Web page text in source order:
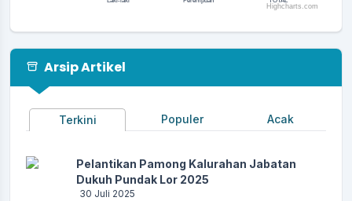
Highcharts.com
Arsip Artikel
Terkini Populer Acak
Pelantikan Pamong Kalurahan Jabatan
Dukuh Pundak Lor 2025
30 Juli 2025